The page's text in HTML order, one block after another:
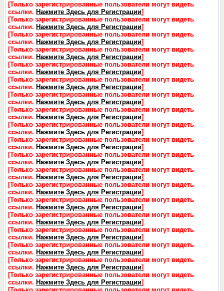
[Только зарегистрированные пользователи могут видеть
ссылки. Нажмите Здесь для Регистрации]
[Только зарегистрированные пользователи могут видеть
ссылки. Нажмите Здесь для Регистрации]
[Только зарегистрированные пользователи могут видеть
ссылки. Нажмите Здесь для Регистрации]
[Только зарегистрированные пользователи могут видеть
ссылки. Нажмите Здесь для Регистрации]
[Только зарегистрированные пользователи могут видеть
ссылки. Нажмите Здесь для Регистрации]
[Только зарегистрированные пользователи могут видеть
ссылки. Нажмите Здесь для Регистрации]
[Только зарегистрированные пользователи могут видеть
ссылки. Нажмите Здесь для Регистрации]
[Только зарегистрированные пользователи могут видеть
ссылки. Нажмите Здесь для Регистрации]
[Только зарегистрированные пользователи могут видеть
ссылки. Нажмите Здесь для Регистрации]
[Только зарегистрированные пользователи могут видеть
ссылки. Нажмите Здесь для Регистрации]
[Только зарегистрированные пользователи могут видеть
ссылки. Нажмите Здесь для Регистрации]
[Только зарегистрированные пользователи могут видеть
ссылки. Нажмите Здесь для Регистрации]
[Только зарегистрированные пользователи могут видеть
ссылки. Нажмите Здесь для Регистрации]
[Только зарегистрированные пользователи могут видеть
ссылки. Нажмите Здесь для Регистрации]
[Только зарегистрированные пользователи могут видеть
ссылки. Нажмите Здесь для Регистрации]
[Только зарегистрированные пользователи могут видеть
ссылки. Нажмите Здесь для Регистрации]
[Только зарегистрированные пользователи могут видеть
ссылки. Нажмите Здесь для Регистрации]
[Только зарегистрированные пользователи могут видеть
ссылки. Нажмите Здесь для Регистрации]
[Только зарегистрированные пользователи могут видеть
ссылки. Нажмите Здесь для Регистрации]